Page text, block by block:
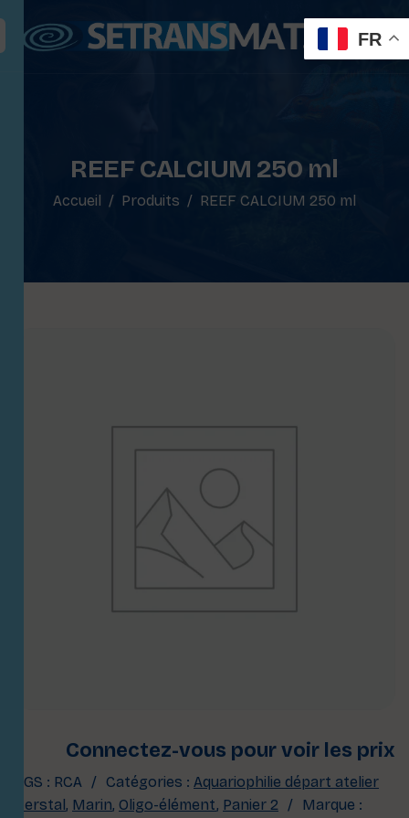
REEF CALCIUM 250 ml
Accueil Produits REEF CALCIUM 250 ml
Connectez-vous pour voir les prix
UGS : RCA Catégories : Aquariophilie départ atelier
Herstal, Marin, Oligo-élément, Panier 2
Marque :
FR